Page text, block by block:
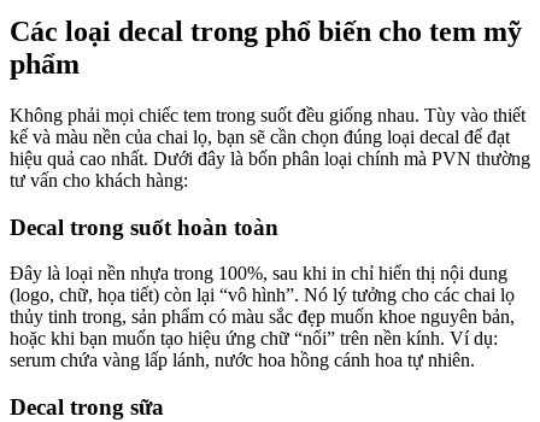
Các loại decal trong phổ biến cho tem mỹ
phẩm
Không phải mọi chiếc tem trong suốt đều giống nhau. Tùy vào thiết
kế và màu nền của chai lọ, bạn sẽ cần chọn đúng loại decal để đạt
hiệu quả cao nhất. Dưới đây là bốn phân loại chính mà PVN thường
tư vấn cho khách hàng:
Decal trong suốt hoàn toàn
Đây là loại nền nhựa trong 100%, sau khi in chỉ hiển thị nội dung
(logo, chữ, họa tiết) còn lại “vô hình”. Nó lý tưởng cho các chai lọ
thủy tinh trong, sản phẩm có màu sắc đẹp muốn khoe nguyên bản,
hoặc khi bạn muốn tạo hiệu ứng chữ “nổi” trên nền kính. Ví dụ:
serum chứa vàng lấp lánh, nước hoa hồng cánh hoa tự nhiên.
Decal trong sữa